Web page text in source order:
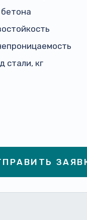
стали, кг